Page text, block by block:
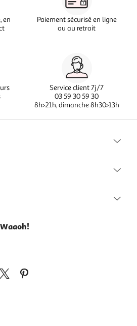
en
Paiement sécurisé en ligne
ou au retrait
Service client 7j/7
03 59 30 59 30
8h>21h, dimanche 8h30>13h